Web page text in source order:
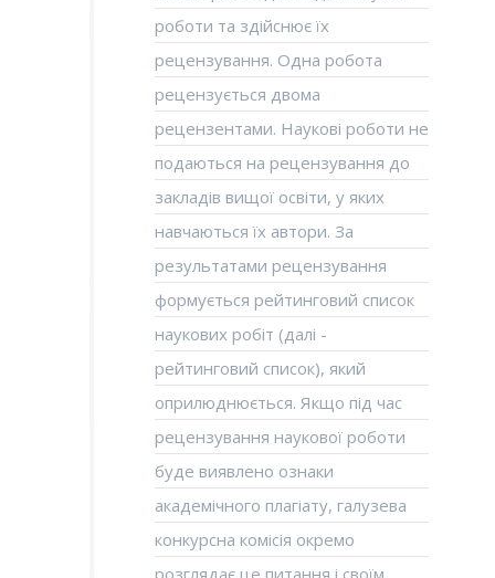
роботи та здійснює їх
рецензування. Одна робота
рецензується двома
рецензентами. Наукові роботи не
подаються на рецензування до
закладів вищої освіти, у яких
навчаються їх автори. За
результатами рецензування
формується рейтинговий список
наукових робіт (далі -
рейтинговий список), який
оприлюднюється. Якщо під час
рецензування наукової роботи
буде виявлено ознаки
академічного плагіату, галузева
конкурсна комісія окремо